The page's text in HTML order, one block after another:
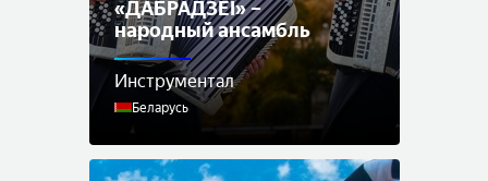
«ДАБРАДЗЕI» –
народный ансамбль
Инструментал
Беларусь